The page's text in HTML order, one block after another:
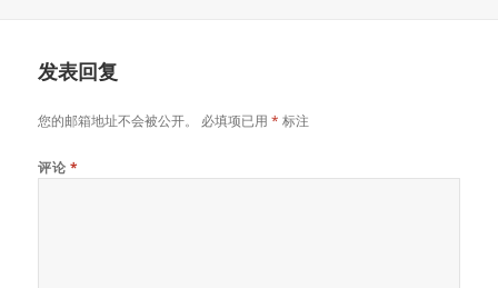
发表回复
您的邮箱地址不会被公开。 必填项已用* 标注
评论 *